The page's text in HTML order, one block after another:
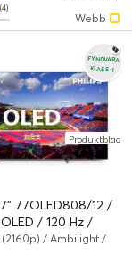
(4)
Webb
FYNDVARA
KLASS 1
77OLED808/12 /
/ 120 Hz /
/ Google TV
(2160p) / Ambilight /
Produktblad